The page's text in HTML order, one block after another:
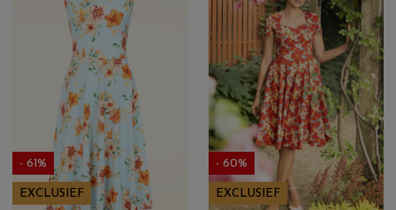
- 61%
EXCLUSIEF
- 60%
EXCLUSIEF